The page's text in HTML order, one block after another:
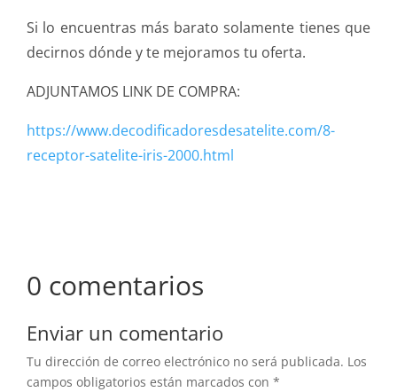
Si lo encuentras más barato solamente tienes que
decirnos dónde y te mejoramos tu oferta.
ADJUNTAMOS LINK DE COMPRA:
https://www.decodificadoresdesatelite.com/8-
receptor-satelite-iris-2000.html
0 comentarios
Enviar un comentario
Tu dirección de correo electrónico no será publicada. Los
campos obligatorios están marcados con *